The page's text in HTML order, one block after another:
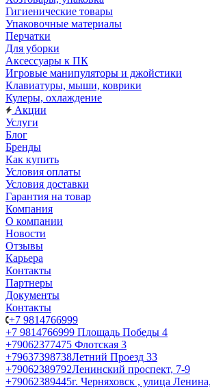
Гигиенические товары
Упаковочные материалы
Перчатки
Для уборки
Аксессуары к ПК
Игровые манипуляторы и джойстики
Клавиатуры, мыши, коврики
Кулеры, охлаждение
Акции
Услуги
Блог
Бренды
Как купить
Условия оплаты
Условия доставки
Гарантия на товар
Компания
О компании
Новости
Отзывы
Карьера
Контакты
Партнеры
Документы
Контакты
+7 9814766999
+7 9814766999 Площадь Победы 4
+79062377475 Флотская 3
+79637398738Летний Проезд 33
+79062389792Ленинский проспект, 7-9
+79062389445г. Черняховск , улица